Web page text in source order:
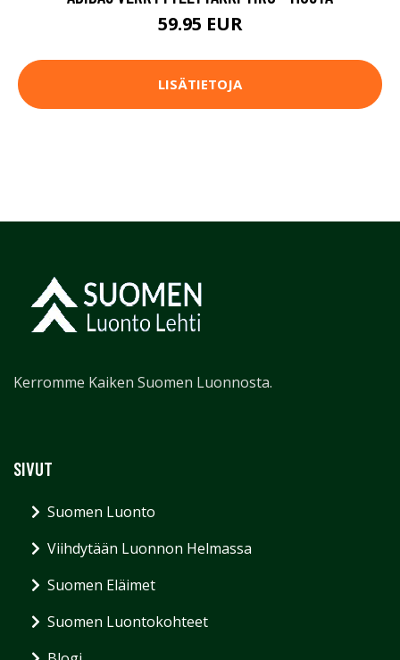
59.95 EUR
LISÄTIETOJA
Kerromme Kaiken Suomen Luonnosta.
SIVUT
Suomen Luonto
Viihdytään Luonnon Helmassa
Suomen Eläimet
Suomen Luontokohteet